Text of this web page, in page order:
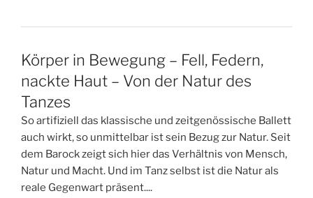
Körper in Bewegung – Fell, Federn,
nackte Haut – Von der Natur des
Tanzes
So artifiziell das klassische und zeitgenössische Ballett
auch wirkt, so unmittelbar ist sein Bezug zur Natur. Seit
dem Barock zeigt sich hier das Verhältnis von Mensch,
Natur und Macht. Und im Tanz selbst ist die Natur als
reale Gegenwart präsent....